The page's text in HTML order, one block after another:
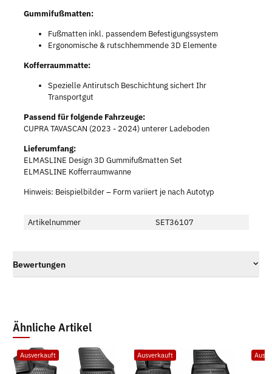
Gummifußmatten:
Fußmatten inkl. passendem Befestigungssystem
Ergonomische & rutschhemmende 3D Elemente
Kofferraummatte:
Spezielle Antirutsch Beschichtung sichert Ihr
Transportgut
Passend für folgende Fahrzeuge:
CUPRA TAVASCAN (2023 - 2024) unterer Ladeboden
Lieferumfang:
ELMASLINE Design 3D Gummifußmatten Set
ELMASLINE Kofferraumwanne
Hinweis: Beispielbilder – Form variiert je nach Autotyp
Artikelnummer SET36107
Bewertungen
Ähnliche Artikel
Ausverkauft Ausverkauft